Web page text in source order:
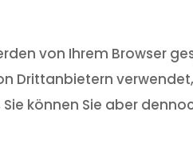
von Ihrem Browser
Drittanbietern
können Sie aber